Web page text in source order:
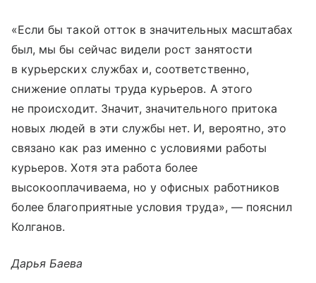
«Если бы такой отток в значительных масштабах
был, мы бы сейчас видели рост занятости
в курьерских службах и, соответственно,
снижение оплаты труда курьеров. А этого
не происходит. Значит, значительного притока
новых людей в эти службы нет. И, вероятно, это
связано как раз именно с условиями работы
курьеров. Хотя эта работа более
высокооплачиваема, но у офисных работников
более благоприятные условия труда», — пояснил
Колганов.
Дарья Баева